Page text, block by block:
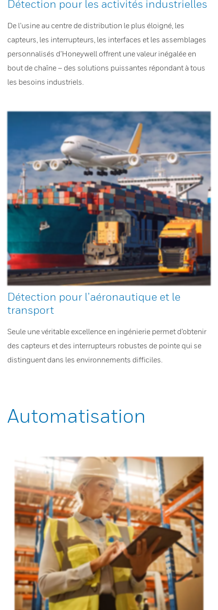
Détection pour les activités industrielles
De l’usine au centre de distribution le plus éloigné, les
capteurs, les interrupteurs, les interfaces et les assemblages
personnalisés d’Honeywell offrent une valeur inégalée en
bout de chaîne – des solutions puissantes répondant à tous
les besoins industriels.
Détection pour l’aéronautique et le
transport
Seule une véritable excellence en ingénierie permet d’obtenir
des capteurs et des interrupteurs robustes de pointe qui se
distinguent dans les environnements difficiles.
Automatisation